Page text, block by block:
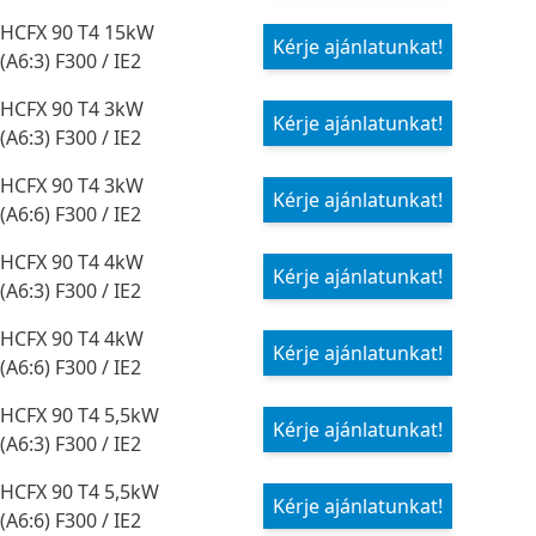
HCFX 90 T4 15kW
(A6:3) F300 / IE2
Kérje ajánlatunkat!
HCFX 90 T4 3kW
(A6:3) F300 / IE2
Kérje ajánlatunkat!
HCFX 90 T4 3kW
(A6:6) F300 / IE2
Kérje ajánlatunkat!
HCFX 90 T4 4kW
(A6:3) F300 / IE2
Kérje ajánlatunkat!
HCFX 90 T4 4kW
(A6:6) F300 / IE2
Kérje ajánlatunkat!
HCFX 90 T4 5,5kW
(A6:3) F300 / IE2
Kérje ajánlatunkat!
HCFX 90 T4 5,5kW
(A6:6) F300 / IE2
Kérje ajánlatunkat!